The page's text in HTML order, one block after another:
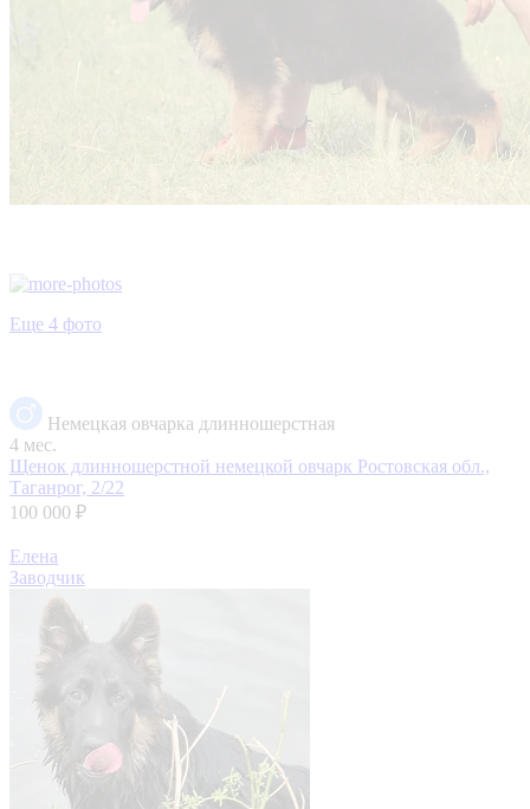
Еще 4 фото
Немецкая овчарка длинношерстная
4 мес.
Щенок длинношерстной немецкой овчарк Ростовская обл.,
Таганрог, 2/22
100 000 ₽
Елена
Заводчик